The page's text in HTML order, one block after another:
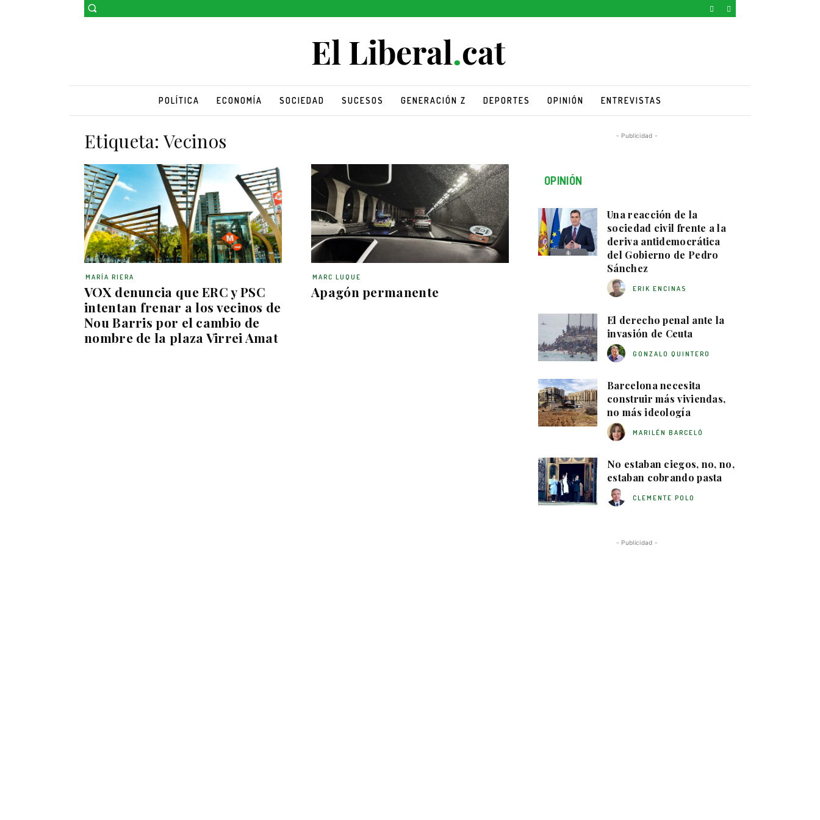
POLÍTICA ECONOMÍA SOCIEDAD SUCESOS GENERACIÓN Z DEPORTES OPINIÓN ENTREVISTAS
Etiqueta:Vecinos
VOX denuncia que ERC y PSC
intentan frenar a los vecinos de
Nou Barris por el cambio de
nombre de la plaza Virrei Amat
MARÍA RIERA
Apagón permanente
MARC LUQUE
- Publicidad -
OPINIÓN
Una reacción de la
sociedad civil frente a la
deriva antidemocrática
del Gobierno de Pedro
Sánchez
ERIK ENCINAS
El derecho penal ante la
invasión de Ceuta
GONZALO QUINTERO
Barcelona necesita
construir más viviendas,
no más ideología
MARILÉN BARCELÓ
No estaban ciegos, no, no,
estaban cobrando pasta
CLEMENTE POLO
- Publicidad -